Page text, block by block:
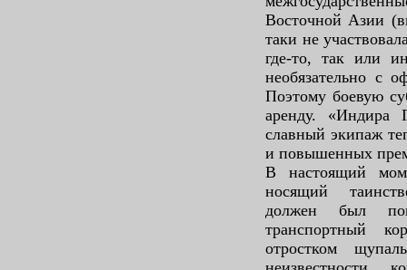
Восточной Азии
таки не
где-то, так или
необязательно с
Поэтому боевую
аренду.
славный экипаж
и повышенных
В настоящий
носящий
должен был
транспортный
отростком